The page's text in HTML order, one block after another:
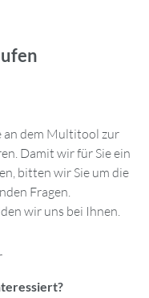
an dem Multitool zur
Damit wir für Sie ein
bitten wir Sie um die
Fragen.
wir uns bei Ihnen.